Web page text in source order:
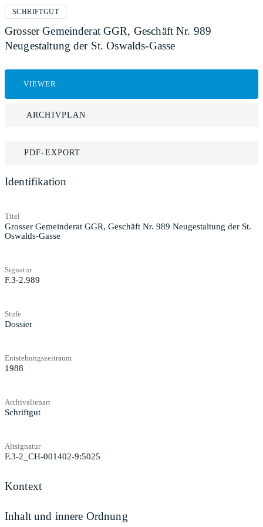
SCHRIFTGUT
Grosser Gemeinderat GGR, Geschäft Nr. 989
Neugestaltung der St. Oswalds-Gasse
VIEWER
ARCHIVPLAN
PDF-EXPORT
Identifikation
Titel
Grosser Gemeinderat GGR, Geschäft Nr. 989 Neugestaltung der St.
Oswalds-Gasse
Signatur
F.3-2.989
Stufe
Dossier
Entstehungszeitraum
1988
Archivalienart
Schriftgut
Altsignatur
F.3-2_CH-001402-9:5025
Kontext
Inhalt und innere Ordnung